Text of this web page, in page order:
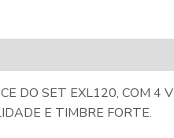
DO SET EXL120, COM 4
E TIMBRE FORTE.